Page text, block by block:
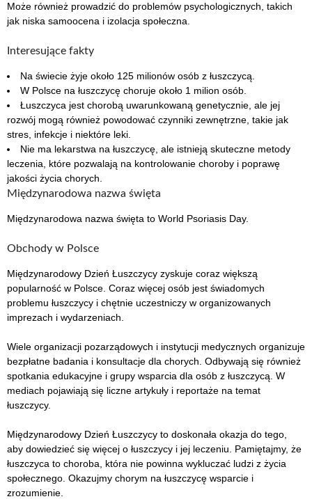
Może również prowadzić do problemów psychologicznych, takich
jak niska samoocena i izolacja społeczna.
Interesujące fakty
Na świecie żyje około 125 milionów osób z łuszczycą.
W Polsce na łuszczycę choruje około 1 milion osób.
Łuszczyca jest chorobą uwarunkowaną genetycznie, ale jej
rozwój mogą również powodować czynniki zewnętrzne, takie jak
stres, infekcje i niektóre leki.
Nie ma lekarstwa na łuszczycę, ale istnieją skuteczne metody
leczenia, które pozwalają na kontrolowanie choroby i poprawę
jakości życia chorych.
Międzynarodowa nazwa święta
Międzynarodowa nazwa święta to World Psoriasis Day.
Obchody w Polsce
Międzynarodowy Dzień Łuszczycy zyskuje coraz większą
popularność w Polsce. Coraz więcej osób jest świadomych
problemu łuszczycy i chętnie uczestniczy w organizowanych
imprezach i wydarzeniach.
Wiele organizacji pozarządowych i instytucji medycznych organizuje
bezpłatne badania i konsultacje dla chorych. Odbywają się również
spotkania edukacyjne i grupy wsparcia dla osób z łuszczycą. W
mediach pojawiają się liczne artykuły i reportaże na temat
łuszczycy.
Międzynarodowy Dzień Łuszczycy to doskonała okazja do tego,
aby dowiedzieć się więcej o łuszczycy i jej leczeniu. Pamiętajmy, że
łuszczyca to choroba, która nie powinna wykluczać ludzi z życia
społecznego. Okazujmy chorym na łuszczycę wsparcie i
zrozumienie.